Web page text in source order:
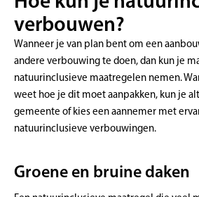
verbouwen?
Wanneer je van plan bent om een
andere verbouwing te doen, dan kun je
natuurinclusieve maatregelen nemen.
weet hoe je dit moet aanpakken, kun je
gemeente of kies een aannemer met
natuurinclusieve verbouwingen.
Groene en bruine daken